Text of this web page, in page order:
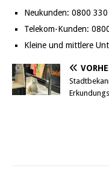
Neukunden: 0800
Telekom-Kunden:
Kleine und mittlere